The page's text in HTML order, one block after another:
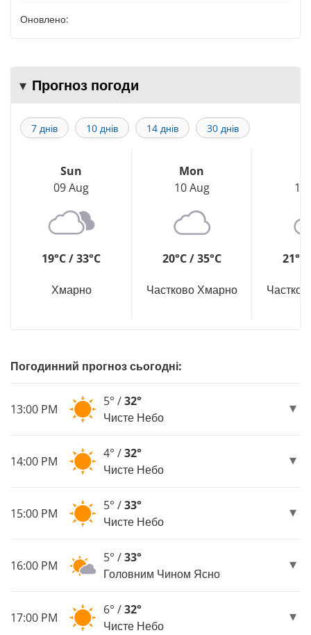
Оновлено:
Прогноз погоди
7 днів 10 днів 14 днів 30 днів
Sun
09 Aug
19°C / 33°C
Хмарно
Mon
10 Aug
20°C / 35°C
Частково Хмарно
11
21°C
Погодинний прогноз сьогодні:
13:00 PM
5° /32°
Чисте Небо
14:00 PM
4° /32°
Чисте Небо
15:00 PM
5° /33°
Чисте Небо
16:00 PM
5° /33°
Головним Чином Ясно
17:00 PM
6° /32°
Чисте Небо